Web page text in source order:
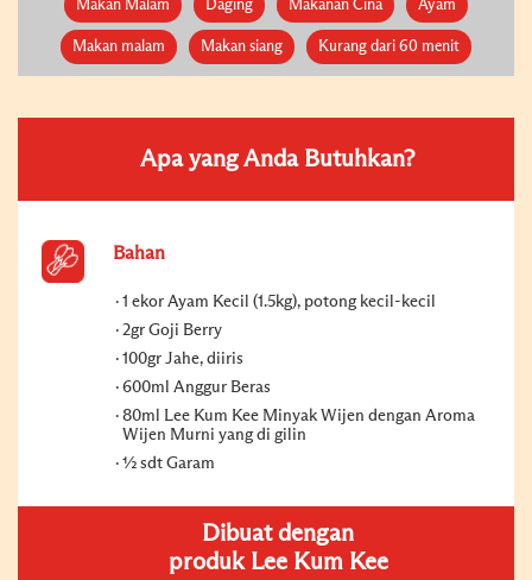
Makan Malam Daging Makanan Cina Ayam
Makan malam Makan siang Kurang dari 60 menit
Apa yang Anda Butuhkan?
Bahan
1 ekor Ayam Kecil (1.5kg), potong kecil-kecil
2gr Goji Berry
100gr Jahe, diiris
600ml Anggur Beras
80ml Lee Kum Kee Minyak Wijen dengan Aroma
Wijen Murni yang di gilin
½ sdt Garam
Dibuat dengan
produk Lee Kum Kee